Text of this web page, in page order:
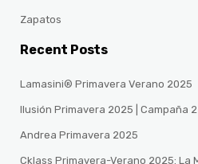
Zapatos
Recent Posts
Lamasini® Primavera Verano 2025
Ilusión Primavera 2025 | Campaña 2
Andrea Primavera 2025
Cklass Primavera-Verano 2025: La